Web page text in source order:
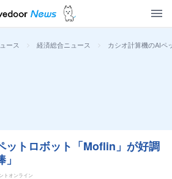
ース > 経済総合ニュース > カシオ計算機のAIペ
ットロボット「Moflin」が好調
トオンライン